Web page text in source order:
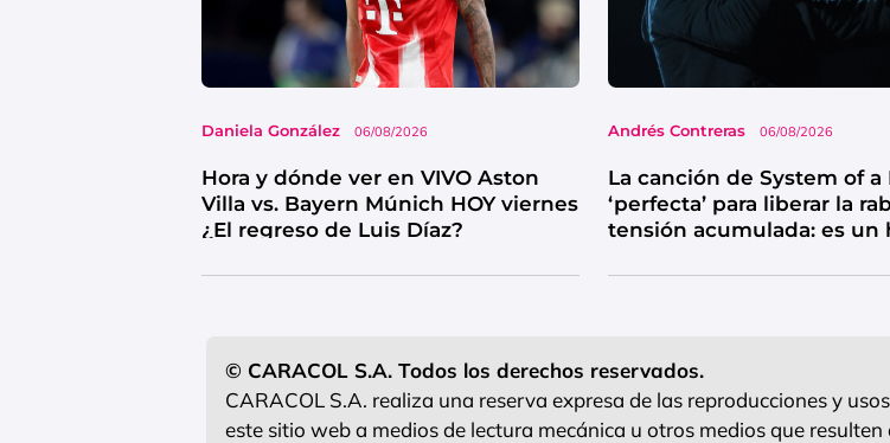
Daniela González 06/08/2026
Hora y dónde ver en VIVO Aston
Villa vs. Bayern Múnich HOY viernes
¿El regreso de Luis Díaz?
Andrés Contreras 06/08/2026
La canción de System of a
‘perfecta’ para liberar la
tensión acumulada: es un
© CARACOL S.A. Todos los derechos reservados.
CARACOL S.A. realiza una reserva expresa de las reproducciones y
este sitio web a medios de lectura mecánica u otros medios que resulten